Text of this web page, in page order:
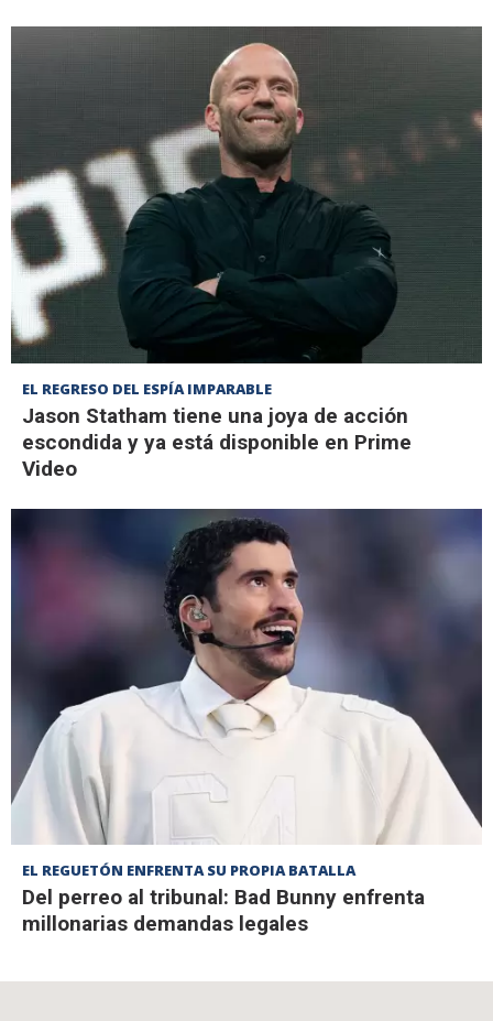
EL REGRESO DEL ESPÍA IMPARABLE
Jason Statham tiene una joya de acción
escondida y ya está disponible en Prime
Video
EL REGUETÓN ENFRENTA SU PROPIA BATALLA
Del perreo al tribunal: Bad Bunny enfrenta
millonarias demandas legales